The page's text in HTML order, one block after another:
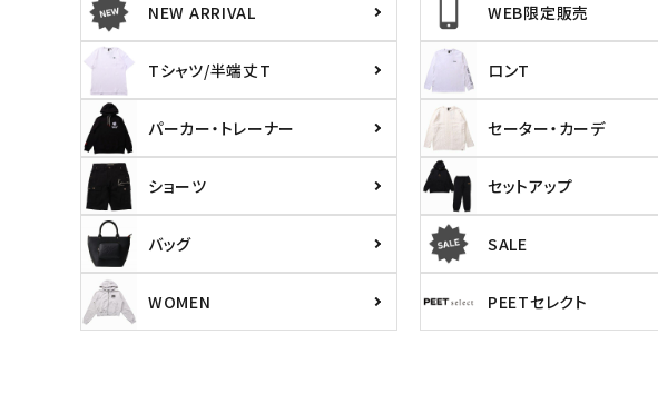
NEW ARRIVAL WEB限定販売
Tシャツ/半端丈T ロンT
パーカー・トレーナー セーター・カーデ
ショーツ セットアップ
バッグ SALE
WOMEN PEETセレクト